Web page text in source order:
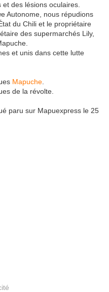
des lésions oculaires.
Autonome, nous répudions
du Chili et le propriétaire
des supermarchés Lily,
et unis dans cette lutte
Mapuche
de la révolte.
paru sur Mapuexpress le 25